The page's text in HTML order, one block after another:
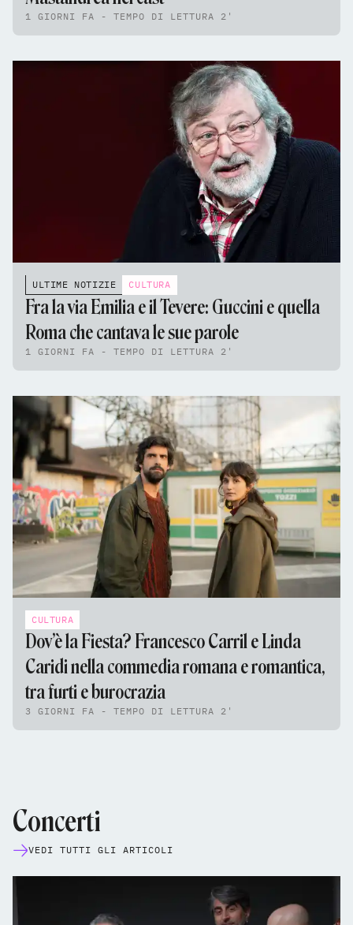
1 GIORNI FA - TEMPO DI LETTURA 2'
ULTIME NOTIZIE CULTURA
Fra la via Emilia e il Tevere: Guccini e quella
Roma che cantava le sue parole
1 GIORNI FA - TEMPO DI LETTURA 2'
CULTURA
Dov’è la Fiesta? Francesco Carril e Linda
Caridi nella commedia romana e romantica,
tra furti e burocrazia
3 GIORNI FA - TEMPO DI LETTURA 2'
Concerti
VEDI TUTTI GLI ARTICOLI